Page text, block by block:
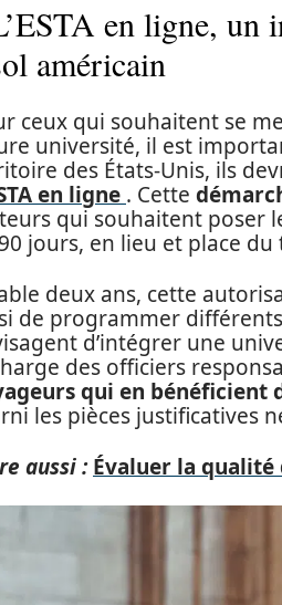
en ligne, un
américain
ceux qui souhaitent se
université, il est
des États-Unis, ils
en ligne . Cette
qui souhaitent poser
jours, en lieu et place
deux ans, cette
de programmer
d’intégrer une
des officiers
qui en bénéficient
les pièces justificatives
aussi : Évaluer la